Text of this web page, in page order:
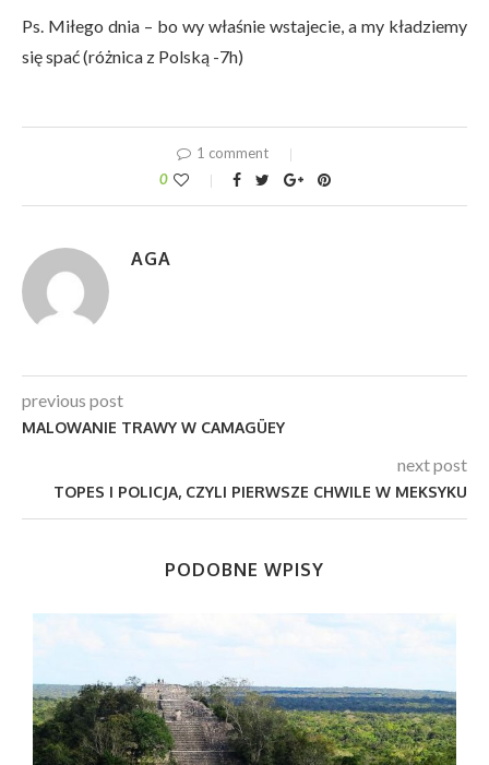
Ps. Miłego dnia – bo wy właśnie wstajecie, a my kładziemy
się spać (różnica z Polską -7h)
1 comment
0
AGA
previous post
MALOWANIE TRAWY W CAMAGÜEY
next post
TOPES I POLICJA, CZYLI PIERWSZE CHWILE W MEKSYKU
PODOBNE WPISY